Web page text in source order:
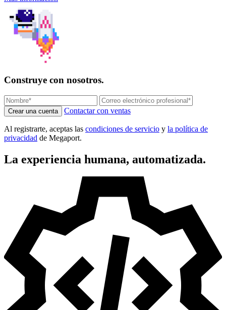
Construye con nosotros.
Crear una cuenta Contactar con ventas
Al registrarte, aceptas las condiciones de servicio y la política de
privacidad de Megaport.
La experiencia humana, automatizada.